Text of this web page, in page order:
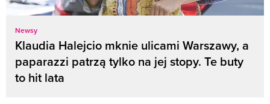
Newsy
Klaudia Halejcio mknie ulicami Warszawy, a
paparazzi patrzą tylko na jej stopy. Te buty
to hit lata